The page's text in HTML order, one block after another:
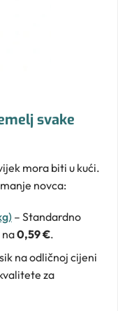
svake
mora biti u kući.
novca:
– Standardno
na0,59 €.
na odličnoj cijeni
za